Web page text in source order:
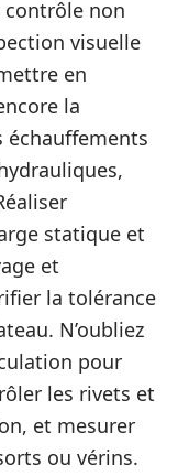
contrôle non
visuelle
en
la
statique et
et
la tolérance
N’oubliez
pour
les rivets et
et mesurer
ou vérins.